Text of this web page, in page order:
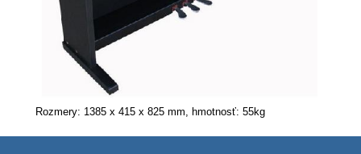
Rozmery: 1385 x 415 x 825 mm, hmotnosť: 55kg